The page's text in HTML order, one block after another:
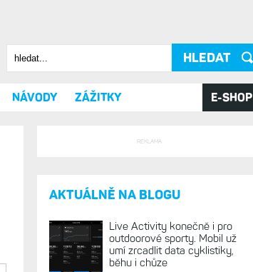
Vyhledávání
Hledat
NÁVODY ZÁŽITKY E-SHOP
REKLAMA
AKTUÁLNĚ NA BLOGU
Live Activity konečně i pro
outdoorové sporty. Mobil už
umí zrcadlit data cyklistiky,
běhu i chůze